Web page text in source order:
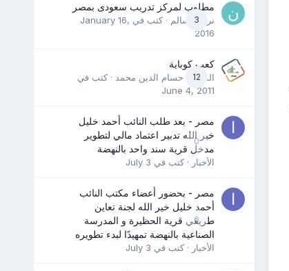
3
مطلوب لمركز تدريب سعودى بمصر
نرمين سالم · كتب في January 16,
2016
12
كعب كوباية
المدرب حسام الدين محمد · كتب في
June 4, 2011
0
مصر - بعد طلب النائب أحمد خليل
خير الله تدبير اعتماد مالي لتطوير
مدخل قرية سند واحد بالنهضة
الأخبار · كتب في July 3
0
مصر - بحضور أعضاء مكتب النائب
أحمد خليل خير الله لجنة تعاين
طريقي قرية الحظيرة و المدرسة
الصناعية بالنهضة تمهيدًا لبدء تطويره
الأخبار · كتب في July 3